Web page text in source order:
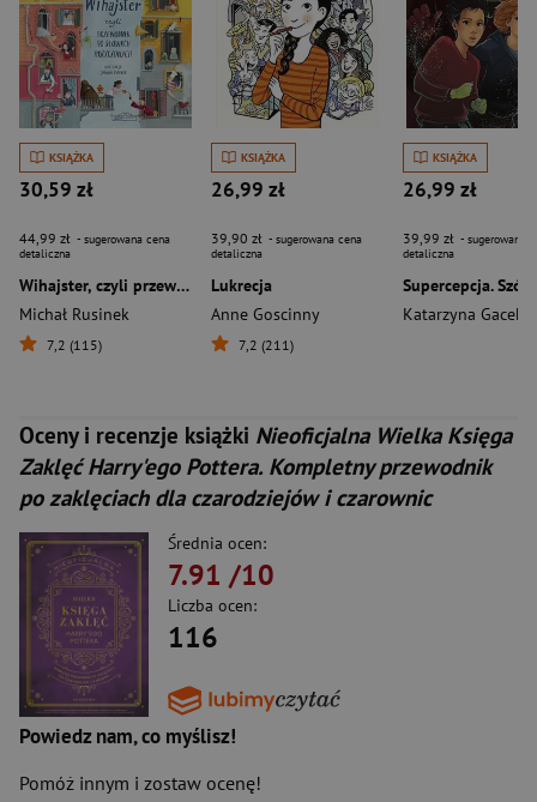
KSIĄŻKA
30,59 zł
44,99 zł - sugerowana cena
detaliczna
Wihajster, czyli przewodnik po słowach pożyczonych
Michał Rusinek
7,2 (115)
KSIĄŻKA
26,99 zł
39,90 zł - sugerowana cena
detaliczna
Lukrecja
Anne Goscinny
7,2 (211)
KSIĄŻKA
26,99 zł
39,99 zł - sugerowana
detaliczna
Katarzyna Gacek
Oceny i recenzje książki Nieoficjalna Wielka Księga
Zaklęć Harry'ego Pottera. Kompletny przewodnik
po zaklęciach dla czarodziejów i czarownic
Średnia ocen:
7.91 /10
Liczba ocen:
116
Powiedz nam, co myślisz!
Pomóż innym i zostaw ocenę!